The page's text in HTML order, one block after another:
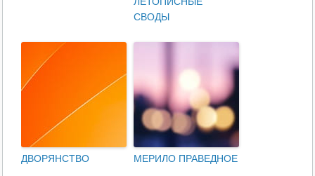
СВОДЫ
ДВОРЯНСТВО МЕРИЛО ПРАВЕДНОЕ